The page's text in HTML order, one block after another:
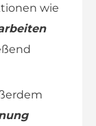
wie